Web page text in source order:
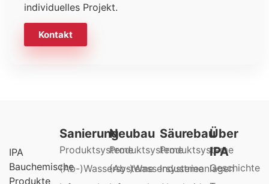
individuelles Projekt.
Kontakt
IPA
Bauchemische
Produkte
Sanierung
Produktsysteme
(Ab-)Wassersysteme
Neubau
Produktsysteme
(Ab-)Wassersysteme
Säurebau
Produktsysteme
Industrieanlagen
Über
IPA
Geschichte